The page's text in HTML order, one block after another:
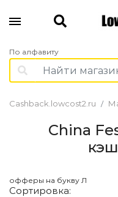
По алфавиту
Cashback.lowcost2.ru
China
офферы на букву Л
Сортировка: